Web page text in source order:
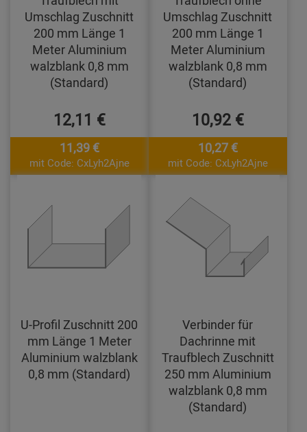
Umschlag Zuschnitt
200 mm Länge 1
Meter Aluminium
walzblank 0,8 mm
(Standard)
12,11 €
11,39 €
mit Code: CxLyh2Ajne
Umschlag Zuschnitt
200 mm Länge 1
Meter Aluminium
walzblank 0,8 mm
(Standard)
10,92 €
10,27 €
mit Code: CxLyh2Ajne
U-Profil Zuschnitt 200
mm Länge 1 Meter
Aluminium walzblank
0,8 mm (Standard)
Verbinder für
Dachrinne mit
Traufblech Zuschnitt
250 mm Aluminium
walzblank 0,8 mm
(Standard)